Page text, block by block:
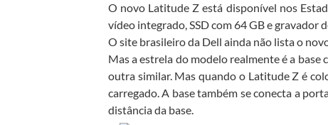
O novo Latitude Z está disponível nos
vídeo integrado, SSD com 64 GB e gravador
O site brasileiro da Dell ainda não lista o
Mas a estrela do modelo realmente é a
outra similar. Mas quando o Latitude Z é
carregado. A base também se conecta a
distância da base.